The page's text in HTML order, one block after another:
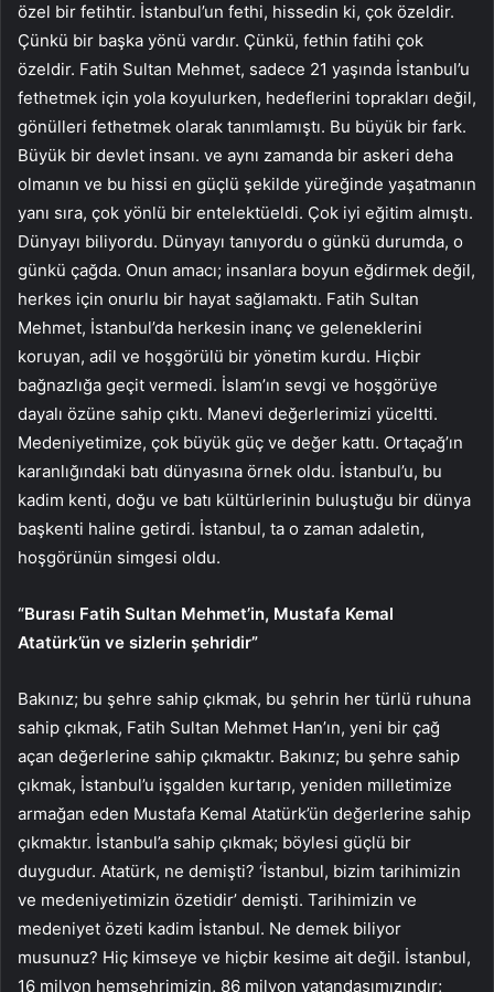
özel bir fetihtir. İstanbul’un fethi, hissedin ki, çok özeldir.
Çünkü bir başka yönü vardır. Çünkü, fethin fatihi çok
özeldir. Fatih Sultan Mehmet, sadece 21 yaşında İstanbul’u
fethetmek için yola koyulurken, hedeflerini toprakları değil,
gönülleri fethetmek olarak tanımlamıştı. Bu büyük bir fark.
Büyük bir devlet insanı. ve aynı zamanda bir askeri deha
olmanın ve bu hissi en güçlü şekilde yüreğinde yaşatmanın
yanı sıra, çok yönlü bir entelektüeldi. Çok iyi eğitim almıştı.
Dünyayı biliyordu. Dünyayı tanıyordu o günkü durumda, o
günkü çağda. Onun amacı; insanlara boyun eğdirmek değil,
herkes için onurlu bir hayat sağlamaktı. Fatih Sultan
Mehmet, İstanbul’da herkesin inanç ve geleneklerini
koruyan, adil ve hoşgörülü bir yönetim kurdu. Hiçbir
bağnazlığa geçit vermedi. İslam’ın sevgi ve hoşgörüye
dayalı özüne sahip çıktı. Manevi değerlerimizi yüceltti.
Medeniyetimize, çok büyük güç ve değer kattı. Ortaçağ’ın
karanlığındaki batı dünyasına örnek oldu. İstanbul’u, bu
kadim kenti, doğu ve batı kültürlerinin buluştuğu bir dünya
başkenti haline getirdi. İstanbul, ta o zaman adaletin,
hoşgörünün simgesi oldu.
“Burası Fatih Sultan Mehmet’in, Mustafa Kemal
Atatürk’ün ve sizlerin şehridir”
Bakınız; bu şehre sahip çıkmak, bu şehrin her türlü ruhuna
sahip çıkmak, Fatih Sultan Mehmet Han’ın, yeni bir çağ
açan değerlerine sahip çıkmaktır. Bakınız; bu şehre sahip
çıkmak, İstanbul’u işgalden kurtarıp, yeniden milletimize
armağan eden Mustafa Kemal Atatürk’ün değerlerine sahip
çıkmaktır. İstanbul’a sahip çıkmak; böylesi güçlü bir
duygudur. Atatürk, ne demişti? ‘İstanbul, bizim tarihimizin
ve medeniyetimizin özetidir’ demişti. Tarihimizin ve
medeniyet özeti kadim İstanbul. Ne demek biliyor
musunuz? Hiç kimseye ve hiçbir kesime ait değil. İstanbul,
16 milyon hemşehrimizin, 86 milyon vatandaşımızındır;